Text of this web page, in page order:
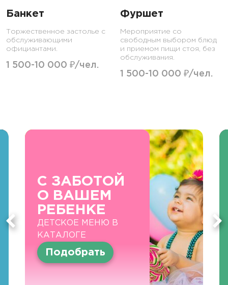
Банкет
Торжественное застолье с
обслуживающими
официантами.
1 500-10 000 ₽/чел.
Фуршет
Мероприятие со
свободным выбором блюд
и приемом пищи стоя, без
обслуживания.
1 500-10 000 ₽/чел.
С ЗАБОТОЙ
О ВАШЕМ
РЕБЕНКЕ
ДЕТСКОЕ МЕНЮ В
КАТАЛОГЕ
Подобрать